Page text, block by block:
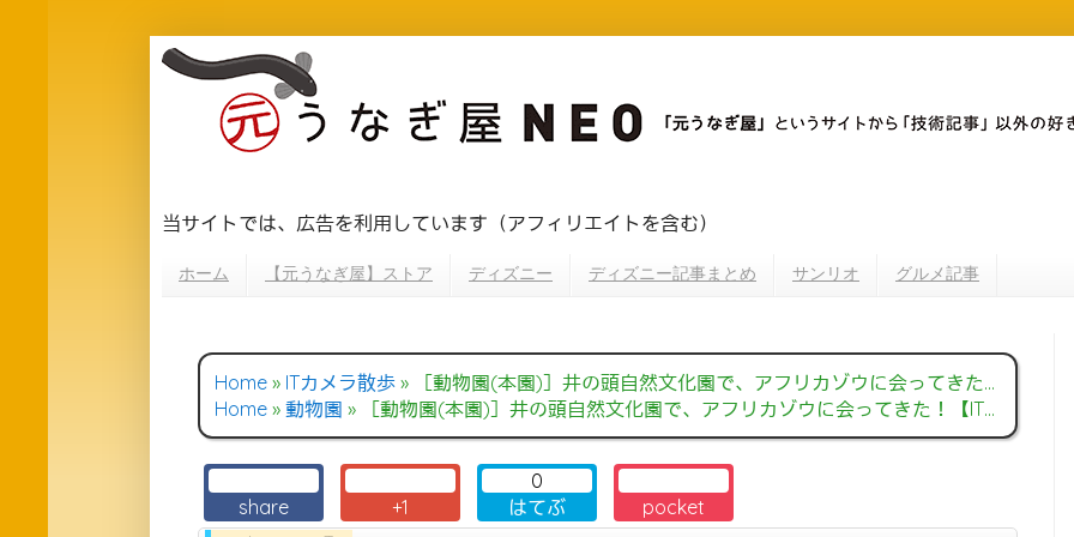
当サイトでは、広告を利用しています（アフィリエイトを含む）
ホーム 【元うなぎ屋】ストア ディズニー ディズニー記事まとめ サンリオ グルメ記事
Home » ITカメラ散歩 »
［動物園(本園)］井の頭自然文化園で、アフリカゾウに会ってきた！【ITカメラ散歩】
Home » 動物園 » ［動物園(本園)］井の頭自然文化園で、アフリカゾウに会ってきた！【ITカメラ散歩】
share +1
0
はてぶ
pocket